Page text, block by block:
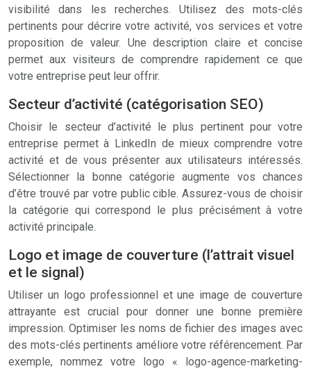
visibilité dans les recherches. Utilisez des mots-clés
pertinents pour décrire votre activité, vos services et votre
proposition de valeur. Une description claire et concise
permet aux visiteurs de comprendre rapidement ce que
votre entreprise peut leur offrir.
Secteur d’activité (catégorisation SEO)
Choisir le secteur d’activité le plus pertinent pour votre
entreprise permet à LinkedIn de mieux comprendre votre
activité et de vous présenter aux utilisateurs intéressés.
Sélectionner la bonne catégorie augmente vos chances
d’être trouvé par votre public cible. Assurez-vous de choisir
la catégorie qui correspond le plus précisément à votre
activité principale.
Logo et image de couverture (l’attrait visuel
et le signal)
Utiliser un logo professionnel et une image de couverture
attrayante est crucial pour donner une bonne première
impression. Optimiser les noms de fichier des images avec
des mots-clés pertinents améliore votre référencement. Par
exemple, nommez votre logo « logo-agence-marketing-